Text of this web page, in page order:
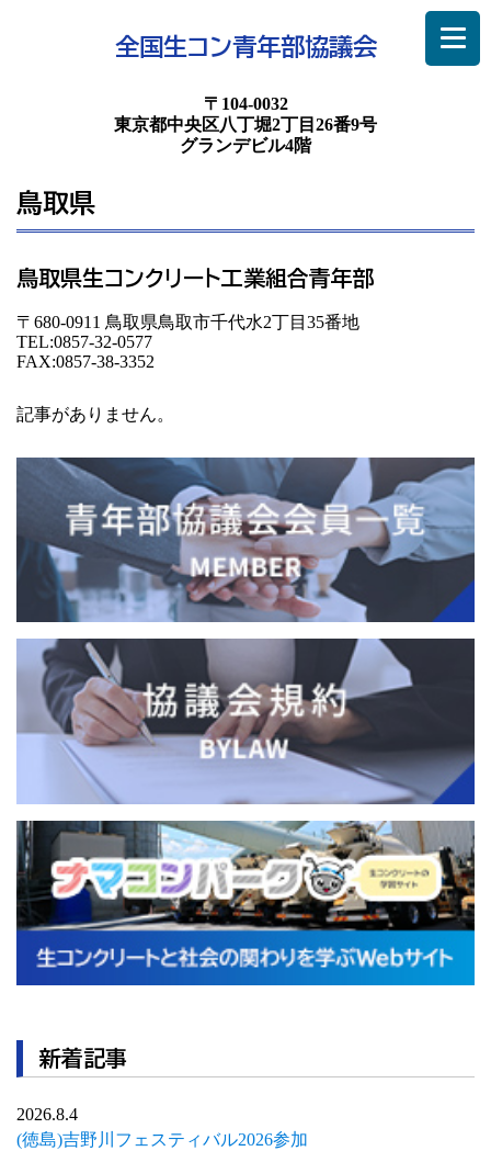
全国生コン青年部協議会
〒104-0032
東京都中央区八丁堀2丁目26番9号
グランデビル4階
鳥取県
鳥取県生コンクリート工業組合青年部
〒680-0911 鳥取県鳥取市千代水2丁目35番地
TEL:0857-32-0577
FAX:0857-38-3352
記事がありません。
新着記事
2026.8.4
(徳島)吉野川フェスティバル2026参加